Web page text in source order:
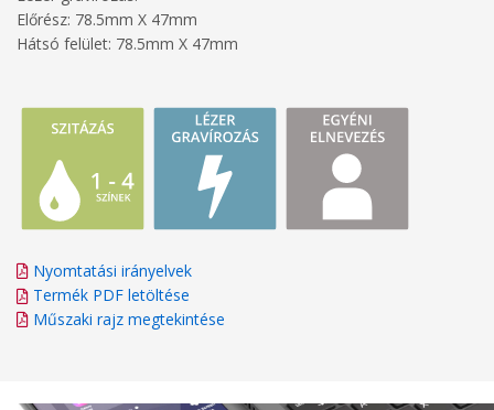
Előrész: 78.5mm X 47mm
Hátsó felület: 78.5mm X 47mm
Nyomtatási irányelvek
Termék PDF letöltése
Műszaki rajz megtekintése